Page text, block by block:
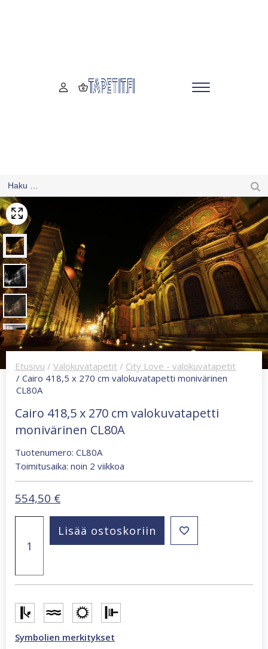
Etusivu / Valokuvatapetit / City Love - valokuvatapetit
/ Cairo 418,5 x 270 cm valokuvatapetti monivärinen
CL80A
Cairo 418,5 x 270 cm valokuvatapetti
monivärinen CL80A
Tuotenumero: CL80A
Toimitusaika: noin 2 viikkoa
554,50 €
valokuvatapetti
CL80A
määrä
Lisää ostoskoriin
Symbolien merkitykset